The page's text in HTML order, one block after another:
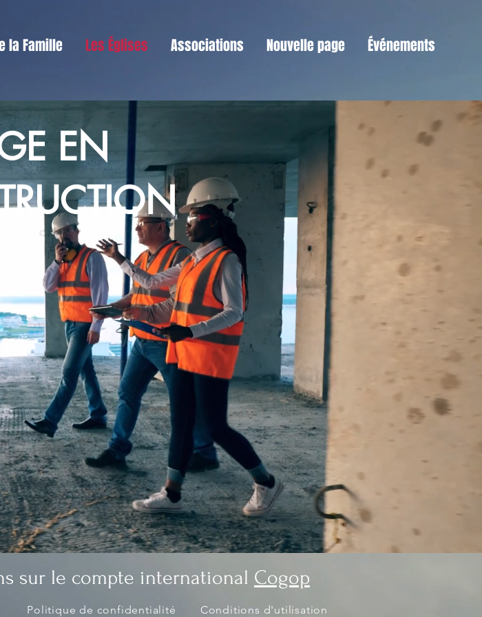
la Famille Les Églises Associations Nouvelle page Événements
EN
sur le compte international Cogop
Politique de confidentialité Conditions d'utilisation